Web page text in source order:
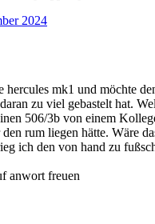
2024
hercules mk1 und möchte
zu viel gebastelt hat.
506/3b von einem
rum liegen hätte. Wäre
ich den von hand zu
anwort freuen